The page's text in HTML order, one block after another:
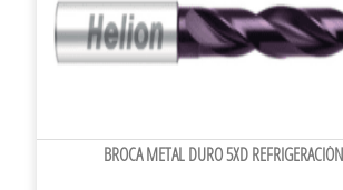
BROCA METAL DURO 5XD